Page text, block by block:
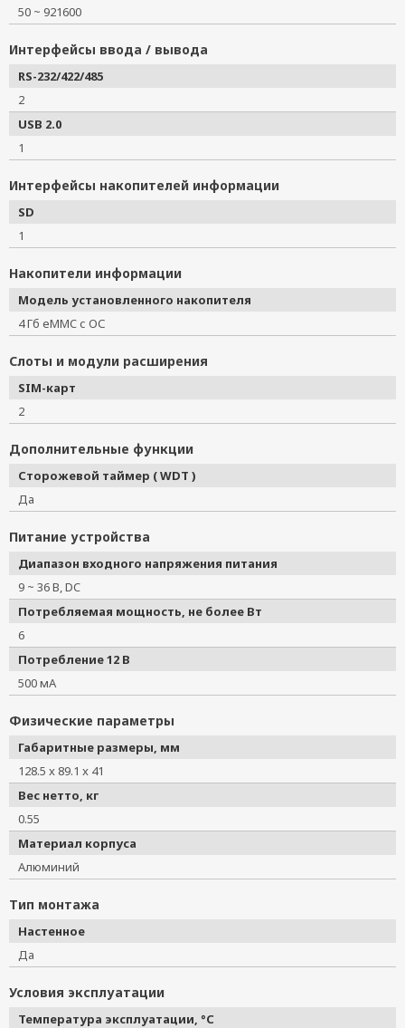
50 ~ 921600
Интерфейсы ввода / вывода
RS-232/422/485
2
USB 2.0
1
Интерфейсы накопителей информации
SD
1
Накопители информации
Модель установленного накопителя
4 Гб eMMC с ОС
Слоты и модули расширения
SIM-карт
2
Дополнительные функции
Сторожевой таймер ( WDT )
Да
Питание устройства
Диапазон входного напряжения питания
9 ~ 36 В, DC
Потребляемая мощность, не более Вт
6
Потребление 12 В
500 мА
Физические параметры
Габаритные размеры, мм
128.5 x 89.1 x 41
Вес нетто, кг
0.55
Материал корпуса
Алюминий
Тип монтажа
Настенное
Да
Условия эксплуатации
Температура эксплуатации, °C